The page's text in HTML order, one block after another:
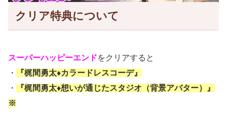
クリア特典について
スーパーハッピーエンドをクリアすると
・
『梶間勇太♦︎カラードレスコーデ』
・
『梶間勇太♦︎想いが通じたスタジオ（背景アバター）』
※